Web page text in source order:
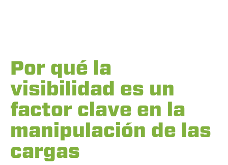
Por qué la
visibilidad es un
factor clave en la
manipulación de las
cargas